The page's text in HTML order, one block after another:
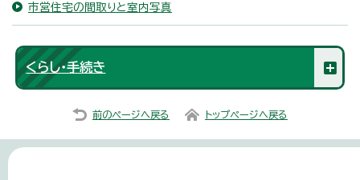
市営住宅の間取りと室内写真
くらし・手続き
前のページへ戻る トップページへ戻る